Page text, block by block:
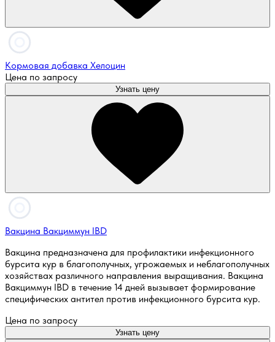
Кормовая добавка Хелоцин
Цена по запросу
Узнать цену
Вакцина Вакциммун IBD
Вакцина предназначена для профилактики инфекционного
бурсита кур в благополучных, угрожаемых и неблагополучных
хозяйствах различного направления выращивания. Вакцина
Вакциммун IBD в течение 14 дней вызывает формирование
специфических антител против инфекционного бурсита кур.
Цена по запросу
Узнать цену